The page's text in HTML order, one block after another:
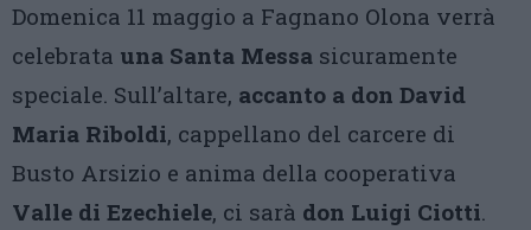
Domenica 11 maggio a Fagnano Olona verrà
celebrata una Santa Messa sicuramente
speciale. Sull’altare, accanto a don David
Maria Riboldi, cappellano del carcere di
Busto Arsizio e anima della cooperativa
Valle di Ezechiele, ci sarà don Luigi Ciotti.